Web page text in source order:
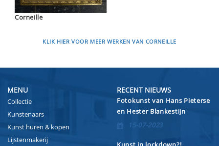
Corneille
KLIK HIER VOOR MEER WERKEN VAN CORNEILLE
MENU
Collectie
Kunstenaars
Kunst huren & kopen
Lijstenmakerij
RECENT NIEUWS
Fotokunst van Hans Pieterse
en Hester Blankestijn
15-07-2023